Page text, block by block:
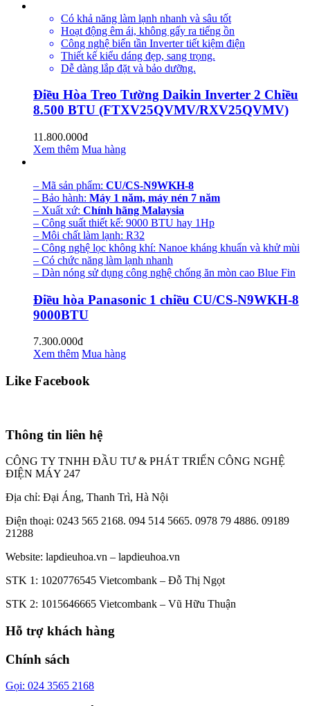
Có khả năng làm lạnh nhanh và sâu tốt
Hoạt động êm ái, không gấy ra tiếng ồn
Công nghệ biến tần Inverter tiết kiệm điện
Thiết kế kiểu dáng đẹp, sang trọng.
Dễ dàng lắp đặt và bảo dưỡng.
Điều Hòa Treo Tường Daikin Inverter 2 Chiều
8.500 BTU (FTXV25QVMV/RXV25QVMV)
11.800.000đ
Xem thêm Mua hàng
– Mã sản phẩm: CU/CS-N9WKH-8
– Bảo hành: Máy 1 năm, máy nén 7 năm
– Xuất xứ: Chính hãng Malaysia
– Công suất thiết kế: 9000 BTU hay 1Hp
– Môi chất làm lạnh: R32
– Công nghệ lọc không khí: Nanoe kháng khuẩn và khử mùi
– Có chức năng làm lạnh nhanh
– Dàn nóng sử dụng công nghệ chống ăn mòn cao Blue Fin
Điều hòa Panasonic 1 chiều CU/CS-N9WKH-8
9000BTU
7.300.000đ
Xem thêm Mua hàng
Like Facebook
Thông tin liên hệ
CÔNG TY TNHH ĐẦU TƯ & PHÁT TRIỂN CÔNG NGHỆ
ĐIỆN MÁY 247
Địa chỉ: Đại Áng, Thanh Trì, Hà Nội
Điện thoại: 0243 565 2168. 094 514 5665. 0978 79 4886. 09189
21288
Website: lapdieuhoa.vn – lapdieuhoa.vn
STK 1: 1020776545 Vietcombank – Đỗ Thị Ngọt
STK 2: 1015646665 Vietcombank – Vũ Hữu Thuận
Hỗ trợ khách hàng
Chính sách
Gọi: 024 3565 2168